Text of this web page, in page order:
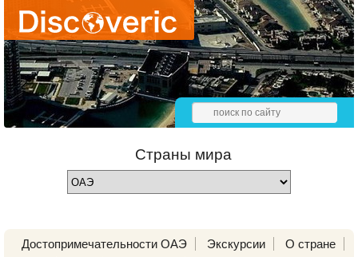
Страны мира
Достопримечательности ОАЭ Экскурсии
О стране